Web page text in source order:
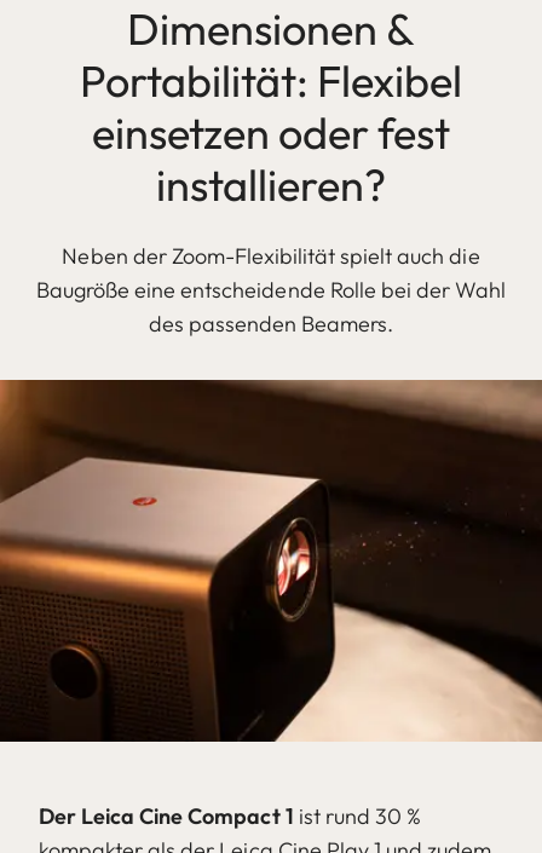
Dimensionen &
Portabilität: Flexibel
einsetzen oder fest
installieren?
Neben der Zoom-Flexibilität spielt auch die
Baugröße eine entscheidende Rolle bei der Wahl
des passenden Beamers.
Der Leica Cine Compact 1 ist rund 30 %